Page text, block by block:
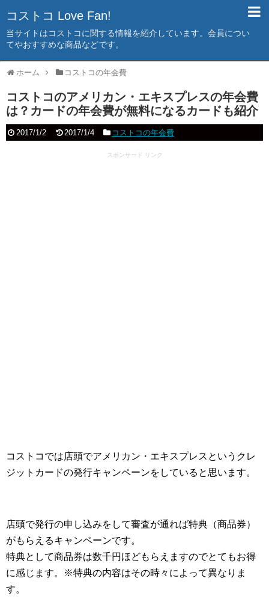
コストコ Love Fan!
当サイトはコストコに関する情報を紹介しています。会員につい
てやおすすめな商品などです。
ホーム コストコの年会費
コストコのアメリカン・エキスプレスの年会費
は？カードの年会費が無料になるカードも紹介
2017/1/2 2017/1/4 コストコの年会費
スポンサード リンク
コストコでは店頭でアメリカン・エキスプレスというクレ
ジットカードの発行キャンペーンをしていると思います。
店頭で発行の申し込みをして審査が通れば特典（商品券）
がもらえるキャンペーンです。
特典として商品券は数千円ほどもらえますのでとてもお得
に感じます。※特典の内容はその時々によって異なりま
す。